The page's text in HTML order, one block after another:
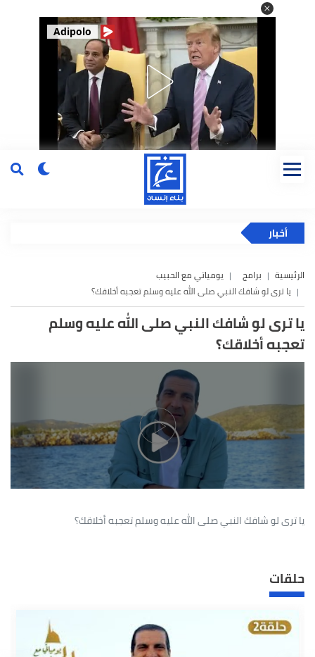
Adipolo
أخبار
الرئيسية برامج
يومياتي مع الحبيب
يا ترى لو شافك النبي صلى الله عليه وسلم تعجبه أخلاقك؟
يا ترى لو شافك النبي صلى الله عليه وسلم
تعجبه أخلاقك؟
يا ترى لو شافك النبي صلى الله عليه وسلم تعجبه أخلاقك؟
حلقات